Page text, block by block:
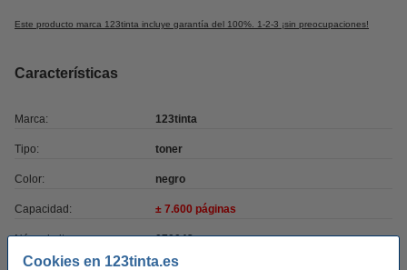
Cookies en 123tinta.es
Este producto marca 123tinta incluye garantía del 100%. 1-2-3 ¡sin preocupaciones!
Características
Marca: 123tinta
Tipo: toner
Color: negro
Capacidad: ± 7.600 páginas
Núm. de item: 070043